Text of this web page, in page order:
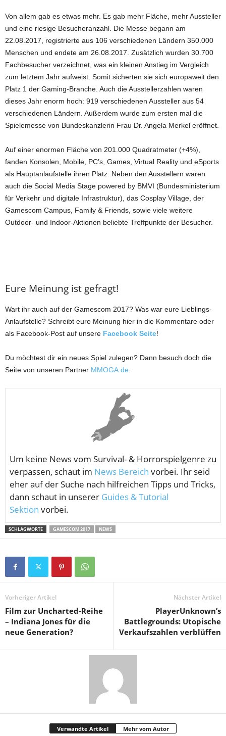
Von allem gab es etwas mehr. Es gab mehr Fläche, mehr Aussteller
und eine riesige Besucheranzahl. Die Messe begann am
22.08.2017, registrierte aus 106 verschiedenen Ländern 350.000
Menschen und endete am 26.08.2017. Zusätzlich wurden 30.700
Fachbesucher verzeichnet, was ein kleinen Anstieg im Vergleich
zum letztem Jahr aufweist. Somit sicherten sie sich europaweit den
Platz 1 der Gaming-Branche. Auch die Ausstellerzahlen waren
dieses Jahr enorm hoch: 919 verschiedenen Aussteller aus 54
verschiedenen Ländern. Außerdem wurde zum ersten mal die
Spielemesse von Bundeskanzlerin Frau Dr. Angela Merkel eröffnet.
Auf einer enormen Fläche von 201.000 Quadratmeter (+4%),
fanden Konsolen, Mobile, PC’s, Games, Virtual Reality und eSports
als Hauptanlaufstelle ihren Platz. Neben den Ausstellern waren
auch die Social Media Stage powered by BMVI (Bundesministerium
für Verkehr und digitale Infrastruktur), das Cosplay Village, der
Gamescom Campus, Family & Friends, sowie viele weitere
Outdoor- und Indoor-Aktionen beliebte Treffpunkte der Besucher.
Eure Meinung ist gefragt!
Wart ihr auch auf der Gamescom 2017? Was war eure Lieblings-
Anlaufstelle? Schreibt eure Meinung hier in die Kommentare oder
als Facebook-Post auf unsere Facebook Seite!
Du möchtest dir ein neues Spiel zulegen? Dann besuch doch die
Seite von unseren Partner MMOGA.de
Um keine News vom Survival- & Horrorspielgenre zu
verpassen, schaut im News Bereich vorbei. Ihr seid
eher auf der Suche nach hilfreichen Tipps und Tricks,
dann schaut in unserer Guides & Tutorial
Sektion vorbei.
SCHLAGWORTE GAMESCOM 2017 NEWS
Vorheriger Artikel
Film zur Uncharted-Reihe
– Indiana Jones für die
neue Generation?
Nächster Artikel
PlayerUnknown’s
Battlegrounds: Utopische
Verkaufszahlen verblüffen
Verwandte Artikel Mehr vom Autor